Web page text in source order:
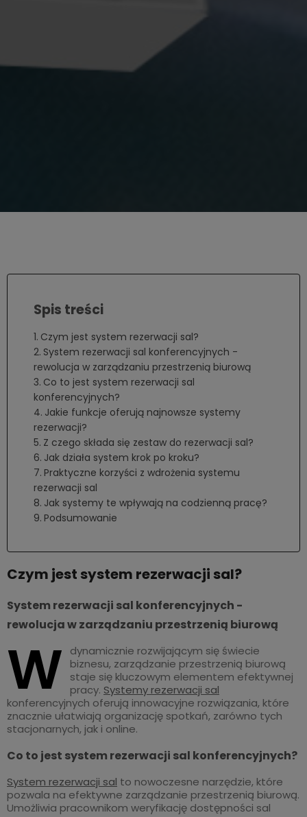
Czym jest system rezerwacji sal?
System rezerwacji sal konferencyjnych -
rewolucja w zarządzaniu przestrzenią biurową
Co to jest system rezerwacji sal
konferencyjnych?
Jakie funkcje oferują najnowsze systemy
rezerwacji?
Z czego składa się zestaw do rezerwacji sal?
Jak działa system krok po kroku?
Praktyczne korzyści z wdrożenia systemu
rezerwacji sal
Jak systemy te wpływają na codzienną pracę?
Podsumowanie
Czym jest system rezerwacji sal?
System rezerwacji sal konferencyjnych -
rewolucja w zarządzaniu przestrzenią biurową
W
dynamicznie rozwijającym się świecie
biznesu, zarządzanie przestrzenią biurową
staje się kluczowym elementem efektywnej
pracy. Systemy rezerwacji sal
konferencyjnych oferują innowacyjne rozwiązania, które
znacznie ułatwiają organizację spotkań, zarówno tych
stacjonarnych, jak i online.
Co to jest system rezerwacji sal konferencyjnych?
System rezerwacji sal to nowoczesne narzędzie, które
pozwala na efektywne zarządzanie przestrzenią biurową.
Umożliwia pracownikom weryfikację dostępności sal